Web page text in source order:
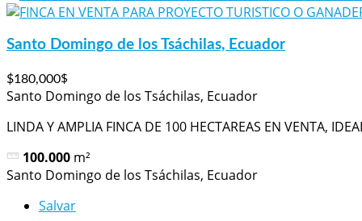
Santo Domingo de los Tsáchilas, Ecuador
$180,000$
Santo Domingo de los Tsáchilas, Ecuador
LINDA Y AMPLIA FINCA DE 100 HECTAREAS EN VENTA,
100.000 m²
Santo Domingo de los Tsáchilas, Ecuador
Salvar